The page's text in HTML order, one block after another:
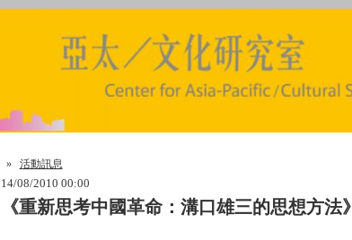
» 活動訊息
14/08/2010 00:00
《重新思考中國革命：溝口雄三的思想方法》